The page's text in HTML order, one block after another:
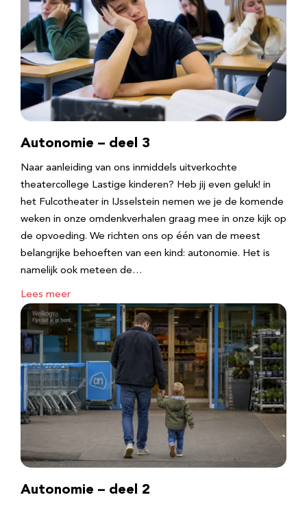
Autonomie – deel 3
Naar aanleiding van ons inmiddels uitverkochte
theatercollege Lastige kinderen? Heb jij even geluk! in
het Fulcotheater in IJsselstein nemen we je de komende
weken in onze omdenkverhalen graag mee in onze kijk op
de opvoeding. We richten ons op één van de meest
belangrijke behoeften van een kind: autonomie. Het is
namelijk ook meteen de…
Lees meer
Autonomie – deel 2